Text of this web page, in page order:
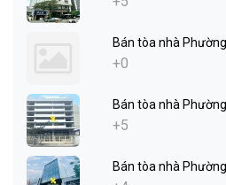
Bán tòa nhà
+0
Bán tòa nhà
+5
Bán tòa nhà